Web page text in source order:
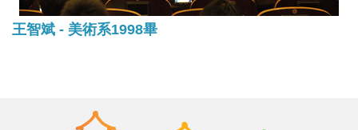
王智斌 - 美術系1998畢